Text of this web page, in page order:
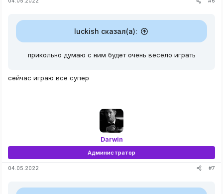
luckish сказал(а):
прикольно думаю с ним будет очень весело играть
сейчас играю все супер
Darwin
Администратор
04.05.2022 #7